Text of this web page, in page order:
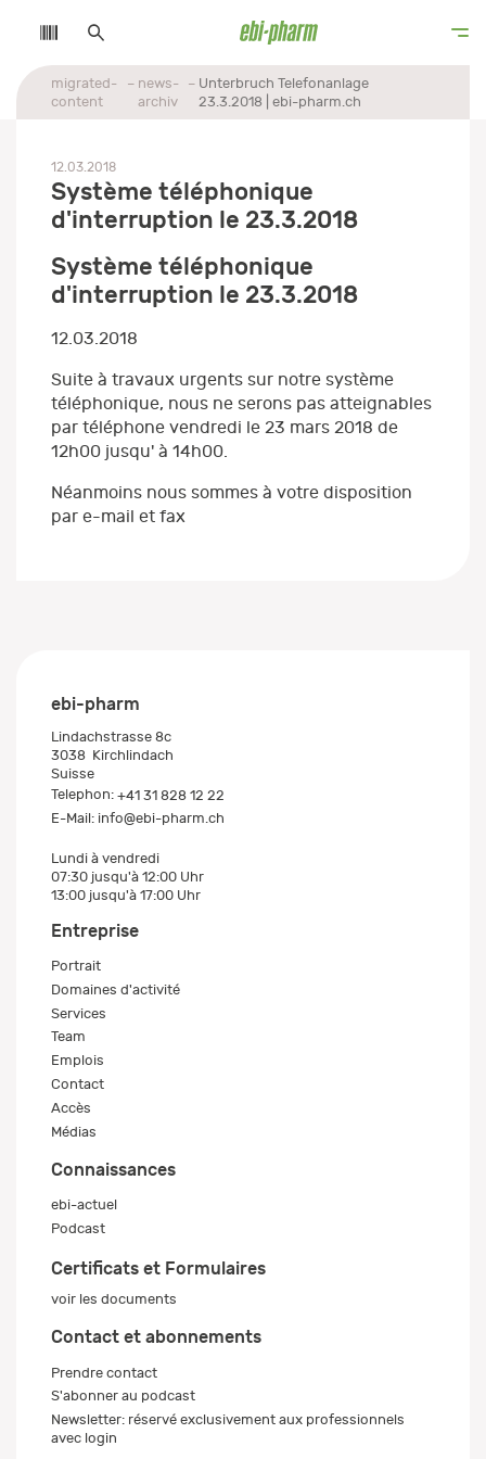
migrated-
content
news-
archiv
Unterbruch Telefonanlage
23.3.2018 | ebi-pharm.ch
12.03.2018
Système téléphonique
d'interruption le 23.3.2018
Système téléphonique
d'interruption le 23.3.2018
12.03.2018
Suite à travaux urgents sur notre système
téléphonique, nous ne serons pas atteignables
par téléphone vendredi le 23 mars 2018 de
12h00 jusqu' à 14h00.
Néanmoins nous sommes à votre disposition
par e-mail et fax
ebi-pharm
Lindachstrasse 8c
3038 Kirchlindach
Suisse
Telephon: +41 31 828 12 22
E-Mail: info@ebi-pharm.ch
Lundi à vendredi
07:30 jusqu'à 12:00 Uhr
13:00 jusqu'à 17:00 Uhr
Entreprise
Portrait
Domaines d'activité
Services
Team
Emplois
Contact
Accès
Médias
Connaissances
ebi-actuel
Podcast
Certificats et Formulaires
voir les documents
Contact et abonnements
Prendre contact
S'abonner au podcast
Newsletter: réservé exclusivement aux professionnels
avec login